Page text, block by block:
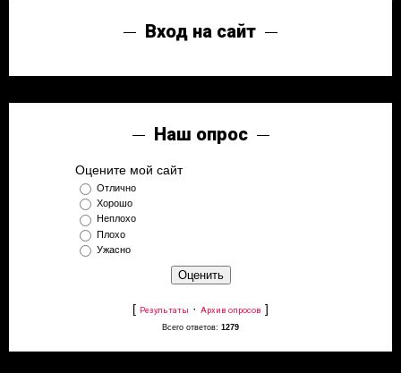
Вход на сайт
Наш опрос
Оцените мой сайт
Отлично
Хорошо
Неплохо
Плохо
Ужасно
[ Результаты · Архив опросов ]
Всего ответов: 1279